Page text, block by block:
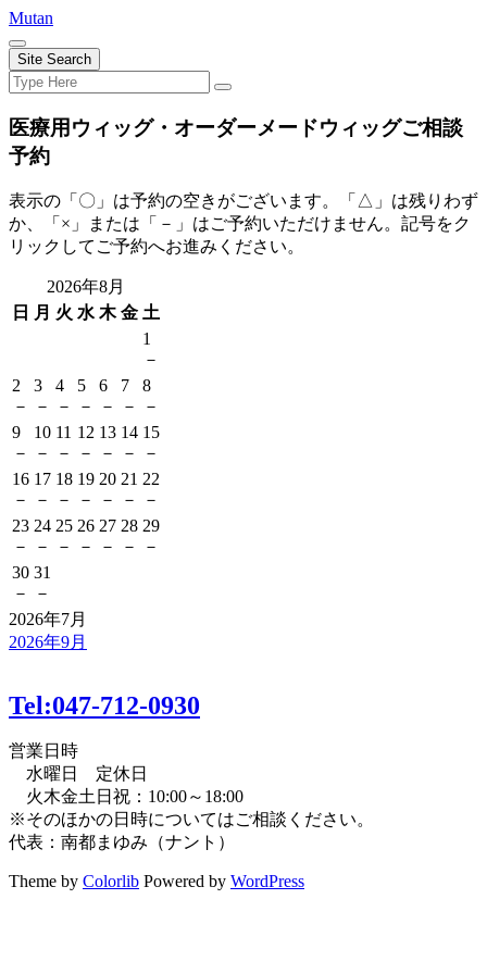
Skip
to
content
Mutan
Site Search
Search
for:
Search
医療用ウィッグ・オーダーメードウィッグご相談
予約
表示の「〇」は予約の空きがございます。「△」は残りわず
か、「×」または「－」はご予約いただけません。記号をク
リックしてご予約へお進みください。
2026年8月
日 月 火 水 木 金 土
1
－
2
－
3
－
4
－
5
－
6
－
7
－
8
－
9
－
10
－
11
－
12
－
13
－
14
－
15
－
16
－
17
－
18
－
19
－
20
－
21
－
22
－
23
－
24
－
25
－
26
－
27
－
28
－
29
－
30
－
31
－
2026年7月
2026年9月
Tel:047-712-0930
営業日時
水曜日 定休日
火木金土日祝：10:00～18:00
※そのほかの日時についてはご相談ください。
代表：南都まゆみ（ナント）
Theme by Colorlib Powered by WordPress